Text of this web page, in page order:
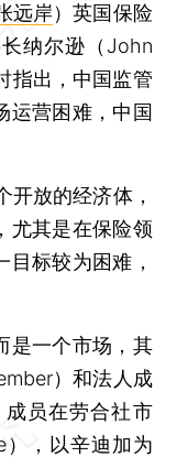
远岸）英国保险
纳尔逊（John
指出，中国监管
运营困难，中国
放的经济体，
尤其是在保险领
标较为困难，
一个市场，其
）和法人成
员在劳合社市
，以辛迪加为